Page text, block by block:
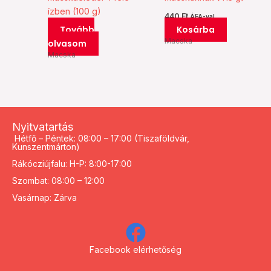
ízben (100 g)
Tovább
olvasom
Macska
440Ft ÁFA-val
Kosárba
Macska
Nyitvatartás
Hétfő – Péntek: 08:00 – 17:00 (Tiszaföldvár,
Kunszentmárton)
Rákócziújfalu: H-P: 8:00-17:00
Szombat: 08:00 – 12:00
Vasárnap: Zárva
Facebook elérhetőség